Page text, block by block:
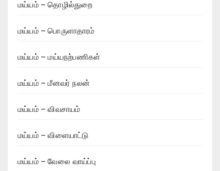
மய்யம் – தொழில்துறை
மய்யம் – பொருளாதாரம்
மய்யம் – மய்யநற்பணிகள்
மய்யம் – மீனவர் நலன்
மய்யம் – விவசாயம்
மய்யம் – விளையாட்டு
மய்யம் – வேலை வாய்ப்பு